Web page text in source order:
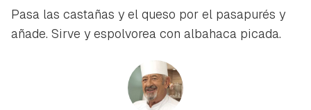
Pasa las castañas y el queso por el pasapurés y
añade. Sirve y espolvorea con albahaca picada.